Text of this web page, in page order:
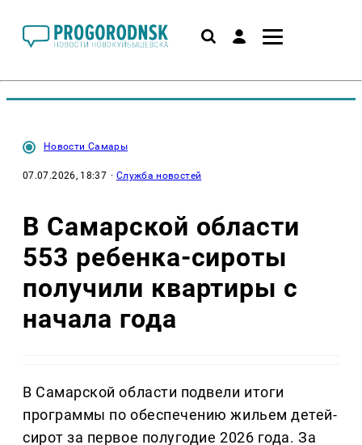
Новости Самары
07.07.2026, 18:37 · Служба новостей
В Самарской области
553 ребенка-сироты
получили квартиры с
начала года
В Самарской области подвели итоги
программы по обеспечению жильем детей-
сирот за первое полугодие 2026 года. За